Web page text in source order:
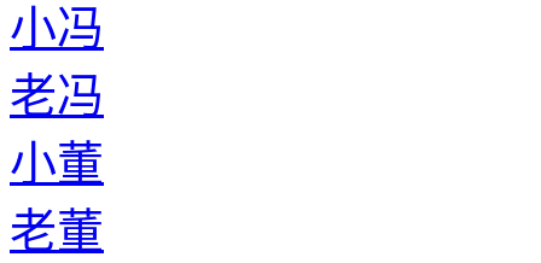
小冯
老冯
小董
老董